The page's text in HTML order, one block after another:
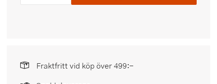
Fraktfritt vid köp över 499:-